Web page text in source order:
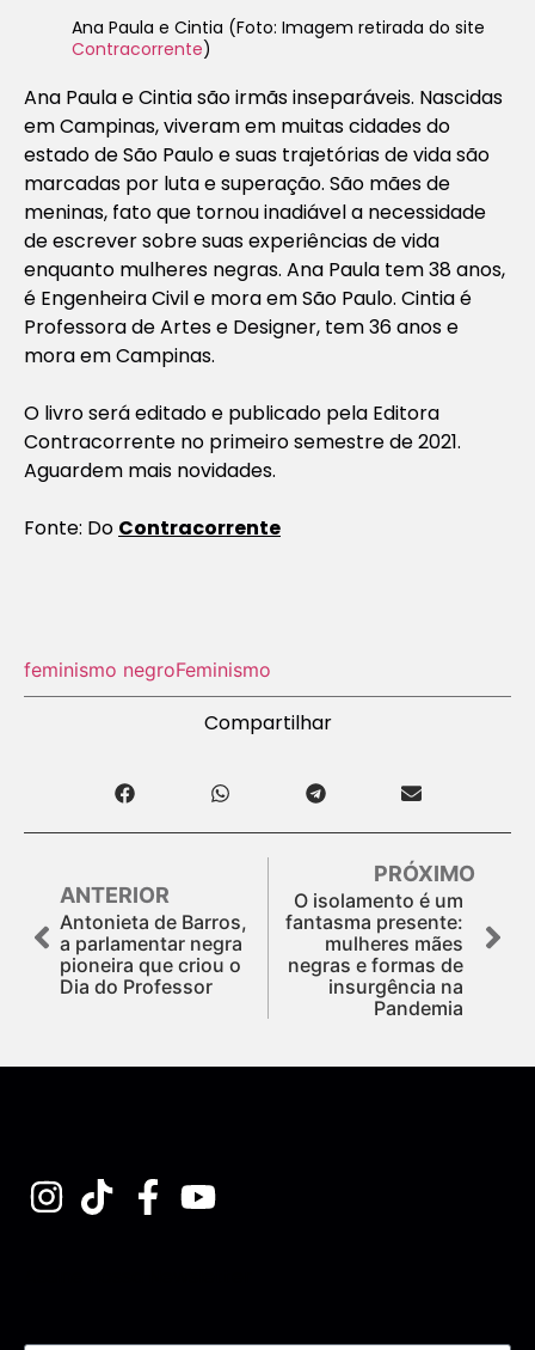
Ana Paula e Cintia (Foto: Imagem retirada do site
Contracorrente)
Ana Paula e Cintia são irmãs inseparáveis. Nascidas
em Campinas, viveram em muitas cidades do
estado de São Paulo e suas trajetórias de vida são
marcadas por luta e superação. São mães de
meninas, fato que tornou inadiável a necessidade
de escrever sobre suas experiências de vida
enquanto mulheres negras. Ana Paula tem 38 anos,
é Engenheira Civil e mora em São Paulo. Cintia é
Professora de Artes e Designer, tem 36 anos e
mora em Campinas.
O livro será editado e publicado pela Editora
Contracorrente no primeiro semestre de 2021.
Aguardem mais novidades.
Fonte: Do Contracorrente
feminismo negroFeminismo
Compartilhar
ANTERIOR
Antonieta de Barros,
a parlamentar negra
pioneira que criou o
Dia do Professor
PRÓXIMO
O isolamento é um
fantasma presente:
mulheres mães
negras e formas de
insurgência na
Pandemia